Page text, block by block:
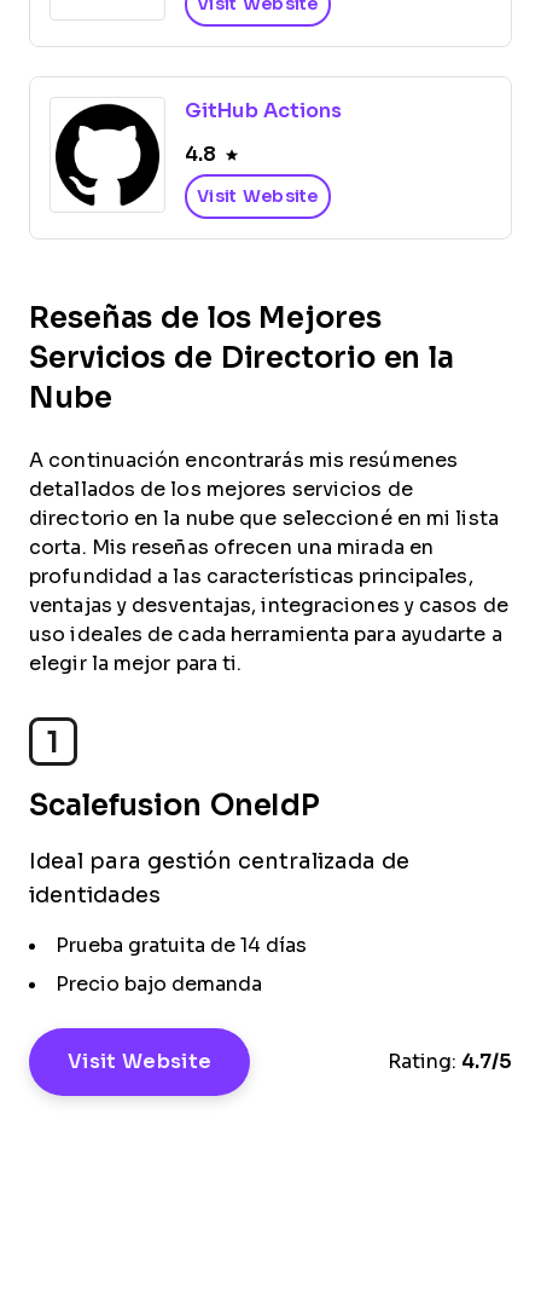
GitHub Actions
4.8
Visit Website
Reseñas de los Mejores
Servicios de Directorio en la
Nube
A continuación encontrarás mis resúmenes
detallados de los mejores servicios de
directorio en la nube que seleccioné en mi lista
corta. Mis reseñas ofrecen una mirada en
profundidad a las características principales,
ventajas y desventajas, integraciones y casos de
uso ideales de cada herramienta para ayudarte a
elegir la mejor para ti.
1
Scalefusion OneIdP
Ideal para gestión centralizada de
identidades
Prueba gratuita de 14 días
Precio bajo demanda
Visit Website Rating: 4.7/5